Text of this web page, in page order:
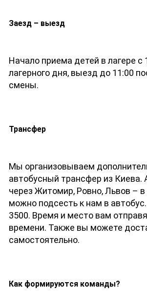
Заезд – выезд
Начало приема детей в лагере с
лагерного дня, выезд до 11:00
смены.
Трансфер
Мы организовываем
автобусный трансфер из Киева.
через Житомир, Ровно, Львов – в
можно подсесть к нам в
3500. Время и место вам
времени. Также вы можете
самостоятельно.
Как формируются команды?